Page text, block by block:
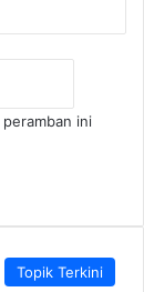
ini
Topik Terkini